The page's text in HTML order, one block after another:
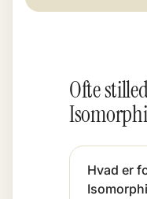
Ofte
Hvad er